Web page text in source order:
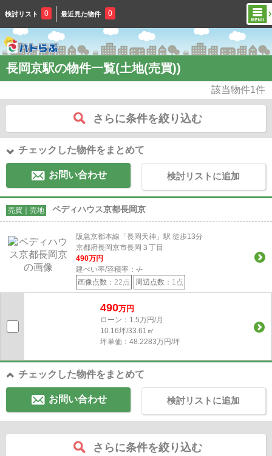
検討リスト 0 最近見た物件 0
長岡京駅の物件一覧(土地(売買))
該当物件1件
さらに条件を絞り込む
チェックした物件をまとめて
お問い合わせ 検討リストに追加
売買｜売地 ペディハウス京都長岡京
阪急京都本線「長岡天神」駅 徒歩13分
京都府長岡京市長岡３丁目
490万円
建ぺい率/容積率： -/-
画像点数： 22点 周辺点数： 1点
490万円
ローン：1.5万円/月
10.16坪/33.61㎡
坪単価：48.2283万円/坪
チェックした物件をまとめて
お問い合わせ 検討リストに追加
さらに条件を絞り込む